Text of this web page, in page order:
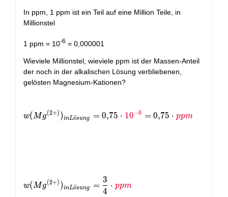
In ppm, 1 ppm ist ein Teil auf eine Million Teile, in
Millionstel
1 ppm = 10-6 = 0,000001
Wieviele Millionstel, wieviele ppm ist der Massen-Anteil
der noch in der alkalischen Lösung verbliebenen,
gelösten Magnesium-Kationen?
w(Mg^{(2+)})_{in Lösung} = 0,75\cdot
w(Mg(2+) )inLo
¨sung = 0,75 ⋅ 10−6 = 0,75 ⋅ ppm
w(Mg^{(2+)})_{in Lösung} = \frac{3}{4}\cdot
w(Mg(2+) )inLo
¨sung =
4
3
⋅ ppm